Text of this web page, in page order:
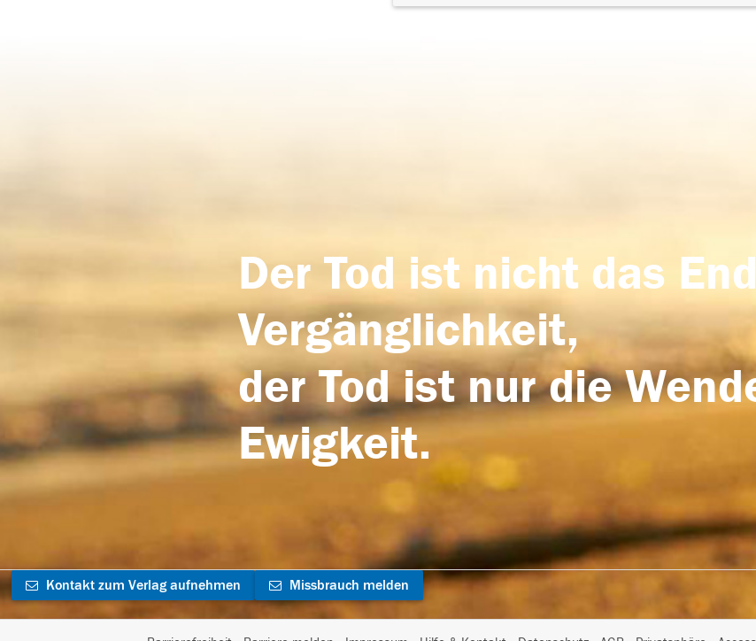
Der Tod ist nicht das
Vergänglichkeit,
der Tod ist nur die
Ewigkeit.
Kontakt zum Verlag aufnehmen Missbrauch melden